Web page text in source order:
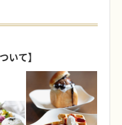
いて】